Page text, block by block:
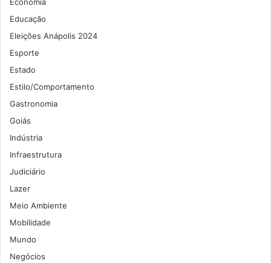
Economia
Educação
Eleições Anápolis 2024
Esporte
Estado
Estilo/Comportamento
Gastronomia
Goiás
Indústria
Infraestrutura
Judiciário
Lazer
Meio Ambiente
Mobilidade
Mundo
Negócios